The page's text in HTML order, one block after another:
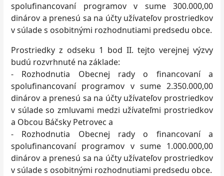
spolufinancovaní programov v sume 300.000,00
dinárov a prenesú sa na účty užívateľov prostriedkov
v súlade s osobitnými rozhodnutiami predsedu obce.
Prostriedky z odseku 1 bod II. tejto verejnej výzvy
budú rozvrhnuté na základe:
- Rozhodnutia Obecnej rady o financovaní a
spolufinancovaní programov v sume 2.350.000,00
dinárov a prenesú sa na účty užívateľov prostriedkov
v súlade so zmluvami medzi užívateľmi prostriedkov
a Obcou Báčsky Petrovec a
- Rozhodnutia Obecnej rady o financovaní a
spolufinancovaní programov v sume 1.000.000,00
dinárov a prenesú sa na účty užívateľov prostriedkov
v súlade s osobitnými rozhodnutiami predsedu obce.